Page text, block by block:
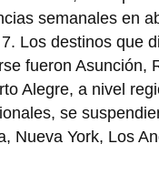
semanales en
Los destinos que
fueron Asunción,
Alegre, a nivel
se
Nueva York, Los